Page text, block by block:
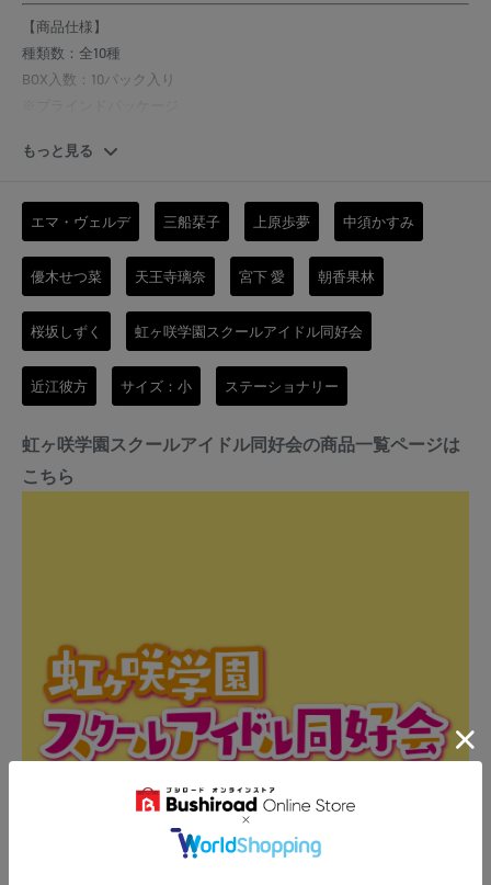
【商品仕様】
種類数：全10種
BOX入数：10パック入り
サイズ：A5対応サイズ
※BOX入り数以上ご購入の場合、可能な限りBOX形式でお
届けいたします。
しかしながら、在庫状況次第ではPACK形式でのお届けと
なります。
※PACK形式でのお届けの場合、コンプリートの保証はでき
もっと見る
エマ・ヴェルデ 三船栞子 上原歩夢 中須かすみ
優木せつ菜 天王寺璃奈 宮下 愛 朝香果林
桜坂しずく 虹ヶ咲学園スクールアイドル同好会
近江彼方 サイズ：小 ステーショナリー
虹ヶ咲学園スクールアイドル同好会の商品一覧ページは
こちら